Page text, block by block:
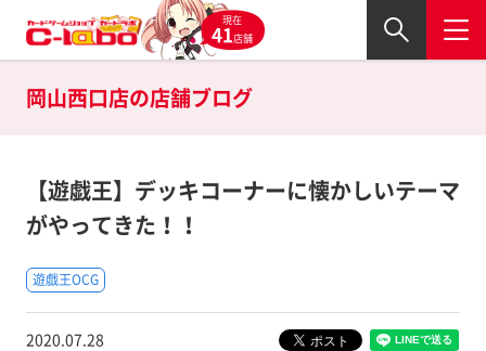
現在
41店舗
岡山西口店の店舗ブログ
【遊戯王】デッキコーナーに懐かしいテーマ
がやってきた！！
遊戯王OCG
2020.07.28